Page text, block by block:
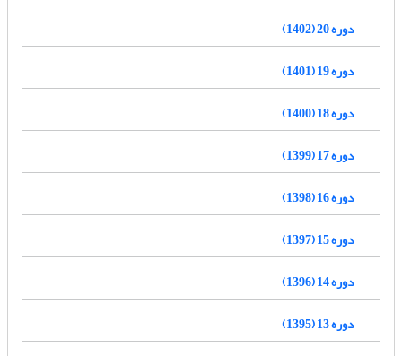
دوره 20 (1402)
دوره 19 (1401)
دوره 18 (1400)
دوره 17 (1399)
دوره 16 (1398)
دوره 15 (1397)
دوره 14 (1396)
دوره 13 (1395)